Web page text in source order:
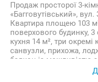
Продаж просторої 3-
«Багговутівський», вул.
Квартира площею 103
поверхового будинку,
кухня 14 м², три окремі
санвузли, прихожа,
балкон із можливістю
будівельників: стяжка